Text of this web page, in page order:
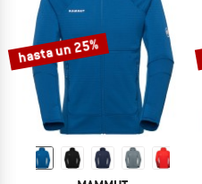
hasta un 25%